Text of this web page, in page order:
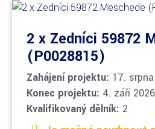
2 x Zedníci 59872
(P0028815)
Zahájení projektu: 17.
Konec projektu: 4. září 2026
Kvalifikovaný dělník: 2